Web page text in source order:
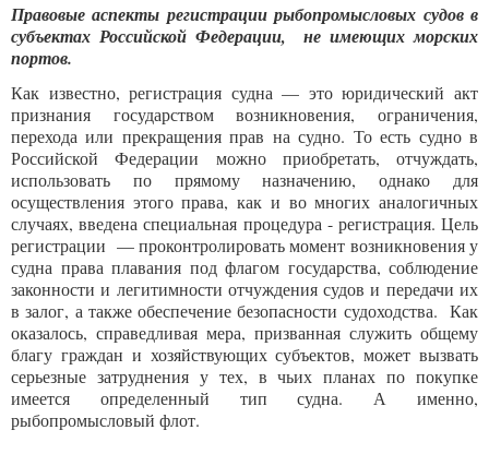
Правовые аспекты регистрации рыбопромысловых судов в
субъектах Российской Федерации, не имеющих морских
портов.
Как известно, регистрация судна — это юридический акт
признания государством возникновения, ограничения,
перехода или прекращения прав на судно. То есть судно в
Российской Федерации можно приобретать, отчуждать,
использовать по прямому назначению, однако для
осуществления этого права, как и во многих аналогичных
случаях, введена специальная процедура - регистрация. Цель
регистрации — проконтролировать момент возникновения у
судна права плавания под флагом государства, соблюдение
законности и легитимности отчуждения судов и передачи их
в залог, а также обеспечение безопасности судоходства. Как
оказалось, справедливая мера, призванная служить общему
благу граждан и хозяйствующих субъектов, может вызвать
серьезные затруднения у тех, в чьих планах по покупке
имеется определенный тип судна. А именно,
рыбопромысловый флот.